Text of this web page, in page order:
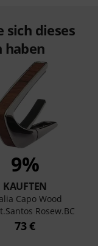
sich dieses
haben
9%
KAUFTEN
Capo Wood
Rosew.BC
73 €